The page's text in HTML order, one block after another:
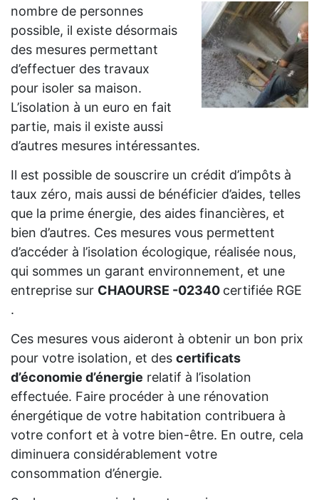
nombre de personnes
possible, il existe désormais
des mesures permettant
d’effectuer des travaux
pour isoler sa maison.
L’isolation à un euro en fait
partie, mais il existe aussi
d’autres mesures intéressantes.
Il est possible de souscrire un crédit d’impôts à
taux zéro, mais aussi de bénéficier d’aides, telles
que la prime énergie, des aides financières, et
bien d’autres. Ces mesures vous permettent
d’accéder à l’isolation écologique, réalisée nous,
qui sommes un garant environnement, et une
entreprise sur CHAOURSE -02340 certifiée RGE
.
Ces mesures vous aideront à obtenir un bon prix
pour votre isolation, et des certificats
d’économie d’énergie relatif à l’isolation
effectuée. Faire procéder à une rénovation
énergétique de votre habitation contribuera à
votre confort et à votre bien-être. En outre, cela
diminuera considérablement votre
consommation d’énergie.